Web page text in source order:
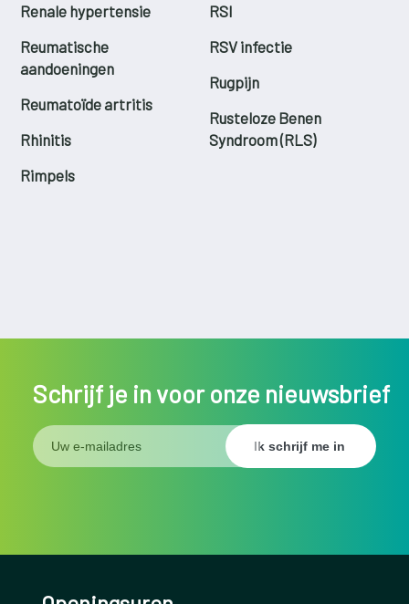
Renale hypertensie
Reumatische
aandoeningen
Reumatoïde artritis
Rhinitis
Rimpels
RSI
RSV infectie
Rugpijn
Rusteloze Benen
Syndroom (RLS)
Schrijf je in voor onze nieuwsbrief